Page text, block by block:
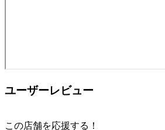
ユーザーレビュー
この店舗を応援する！